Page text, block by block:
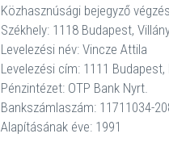
Közhasznúsági bejegyző
Székhely: 1118 Budapest,
Levelezési név: Vincze Attila
Levelezési cím: 1111
Pénzintézet: OTP Bank Nyrt.
Bankszámlaszám: 11711034-
Alapításának éve: 1991